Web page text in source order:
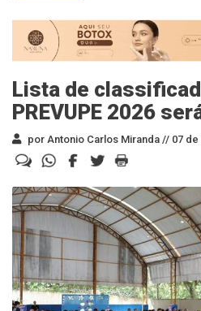
Lista de
PREVUPE 2026
por Antonio Carlos Miranda // 07